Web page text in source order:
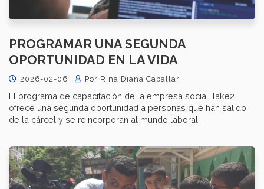
PROGRAMAR UNA SEGUNDA
OPORTUNIDAD EN LA VIDA
2026-02-06 Por Rina Diana Caballar
El programa de capacitación de la empresa social Take2
ofrece una segunda oportunidad a personas que han salido
de la cárcel y se reincorporan al mundo laboral.